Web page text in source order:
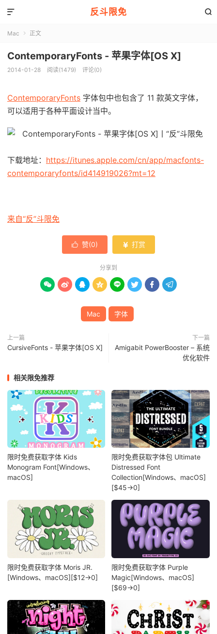
反斗限免 

Mac  正文
ContemporaryFonts - 苹果字体[OS X]
2014-01-28 阅读(1479) 评论(0)
ContemporaryFonts 字体包中也包含了 11 款英文字体，
可以适用于各种平面设计当中。
下载地址： https://itunes.apple.com/cn/app/macfonts-
contemporaryfonts/id414919026?mt=12
来自“反”斗限免
 赞(0)  打赏
分享到
       
Mac 字体
上一篇
CursiveFonts - 苹果字体[OS X]
下一篇
Amigabit PowerBooster – 系统
优化软件
相关限免推荐
限时免费获取字体 Kids
Monogram Font[Windows、
macOS]
限时免费获取字体包 Ultimate
Distressed Font
Collection[Windows、macOS]
[$45→0]
限时免费获取字体 Moris JR.
[Windows、macOS][$12→0]
限时免费获取字体 Purple
Magic[Windows、macOS]
[$69→0]